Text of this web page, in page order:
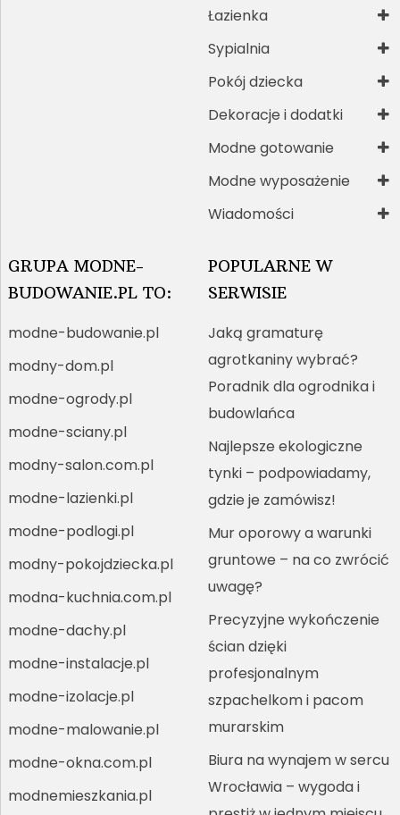
Łazienka
Sypialnia
Pokój dziecka
Dekoracje i dodatki
Modne gotowanie
Modne wyposażenie
Wiadomości
GRUPA MODNE-
BUDOWANIE.PL TO:
modne-budowanie.pl
modny-dom.pl
modne-ogrody.pl
modne-sciany.pl
modny-salon.com.pl
modne-lazienki.pl
modne-podlogi.pl
modny-pokojdziecka.pl
modna-kuchnia.com.pl
modne-dachy.pl
modne-instalacje.pl
modne-izolacje.pl
modne-malowanie.pl
modne-okna.com.pl
modnemieszkania.pl
POPULARNE W
SERWISIE
Jaką gramaturę
agrotkaniny wybrać?
Poradnik dla ogrodnika i
budowlańca
Najlepsze ekologiczne
tynki – podpowiadamy,
gdzie je zamówisz!
Mur oporowy a warunki
gruntowe – na co zwrócić
uwagę?
Precyzyjne wykończenie
ścian dzięki
profesjonalnym
szpachelkom i pacom
murarskim
Biura na wynajem w sercu
Wrocławia – wygoda i